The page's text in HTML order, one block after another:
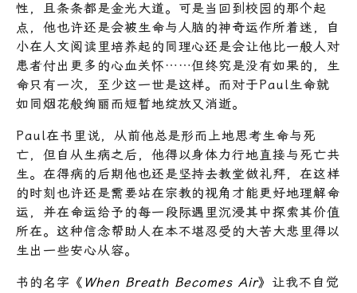
性，且条条都是金光大道。可是当回到校园的那个起
点，他也许还是会被生命与人脑的神奇运作所着迷，自
小在人文阅读里培养起的同理心还是会让他比一般人对
患者付出更多的心血关怀……但终究是没有如果的，生
命只有一次，至少这一世是这样。而对于Paul生命就
如同烟花般绚丽而短暂地绽放又消逝。
Paul在书里说，从前他总是形而上地思考生命与死
亡，但自从生病之后，他得以身体力行地直接与死亡共
生。在得病的后期他也还是坚持去教堂做礼拜，在这样
的时刻也许还是需要站在宗教的视角才能更好地理解命
运，并在命运给予的每一段际遇里沉浸其中探索其价值
所在。这种信念帮助人在本不堪忍受的大苦大悲里得以
生出一些安心从容。
书的名字《 When Breath Becomes Air》让我不自觉